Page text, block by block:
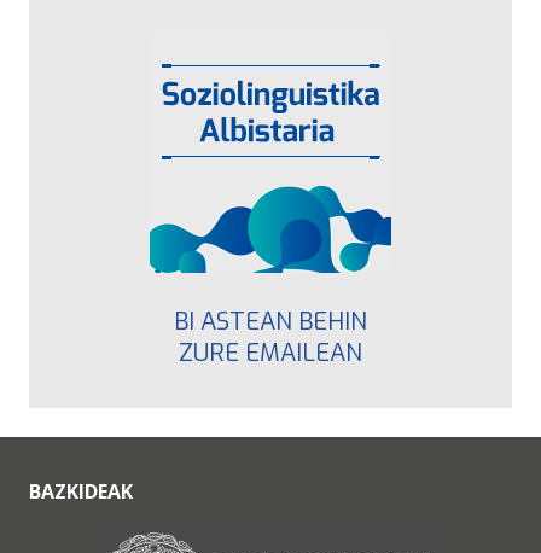
BI ASTEAN BEHIN
ZURE EMAILEAN
BAZKIDEAK